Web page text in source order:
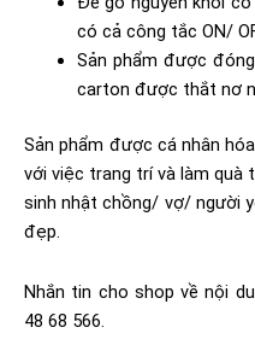
có cả công tắc ON/
Sản phẩm được
carton được thắt nơ
Sản phẩm được cá nhân
với việc trang trí và làm quà
sinh nhật chồng/ vợ/ người
đẹp.
Nhắn tin cho shop về nội
48 68 566.